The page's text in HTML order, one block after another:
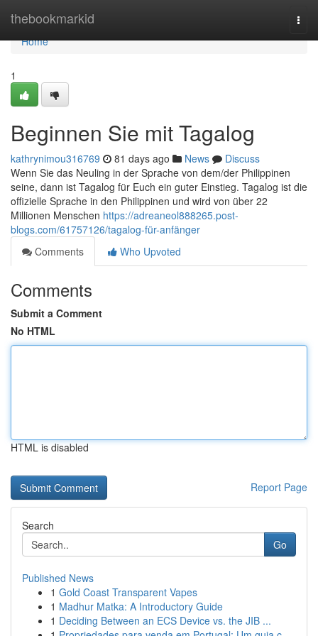
thebookmarkid
Home
Home
1
Beginnen Sie mit Tagalog
kathrynimou316769 81 days ago News
Discuss
Wenn Sie das Neuling in der Sprache von dem/der Philippinen
seine, dann ist Tagalog für Euch ein guter Einstieg. Tagalog ist die
offizielle Sprache in den Philippinen und wird von über 22
Millionen Menschen https://adreaneol888265.post-
blogs.com/61757126/tagalog-für-anfänger
Comments
Who Upvoted
Comments
Submit a Comment
No HTML
HTML is disabled
Report Page
Search
Go
Published News
1 Gold Coast Transparent Vapes
1 Madhur Matka: A Introductory Guide
1 Deciding Between an ECS Device vs. the JIB ...